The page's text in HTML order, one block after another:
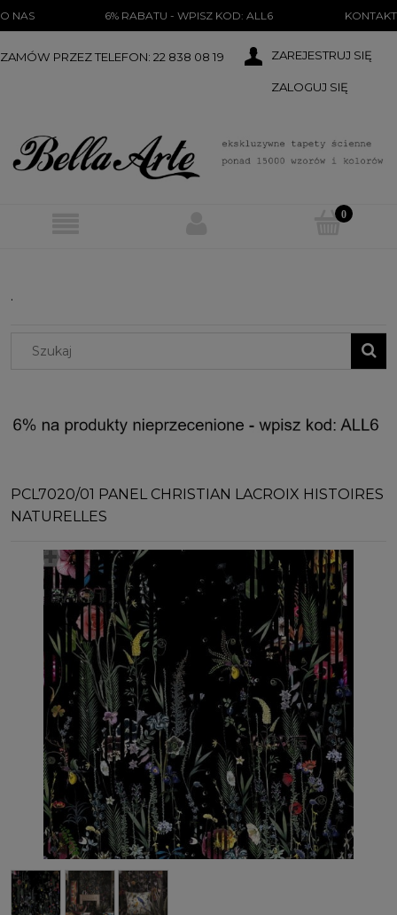
O NAS 6% RABATU - WPISZ KOD: ALL6 KONTAKT
ZAMÓW PRZEZ TELEFON: 22 838 08 19 ZAREJESTRUJ SIĘ
ZALOGUJ SIĘ
.
PCL7020/01 PANEL CHRISTIAN LACROIX HISTOIRES
NATURELLES